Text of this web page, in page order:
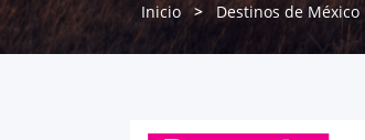
Inicio Destinos de México